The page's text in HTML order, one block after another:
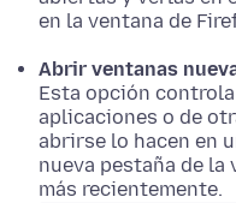
en la ventana de
Abrir ventanas
Esta opción
aplicaciones o de
abrirse lo hacen en
nueva pestaña de la
más recientemente.